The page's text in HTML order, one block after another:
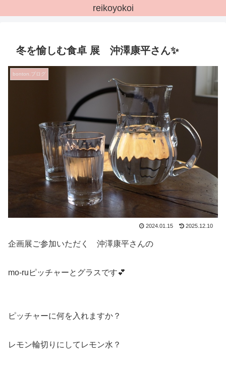
reikoyokoi
冬を愉しむ食卓 展 沖澤康平さん✨
bonton.ブログ
2024.01.15 2025.12.10
企画展ご参加いただく 沖澤康平さんの
mo-ruピッチャーとグラスです💕
ピッチャーに何を入れますか？
レモン輪切りにしてレモン水？